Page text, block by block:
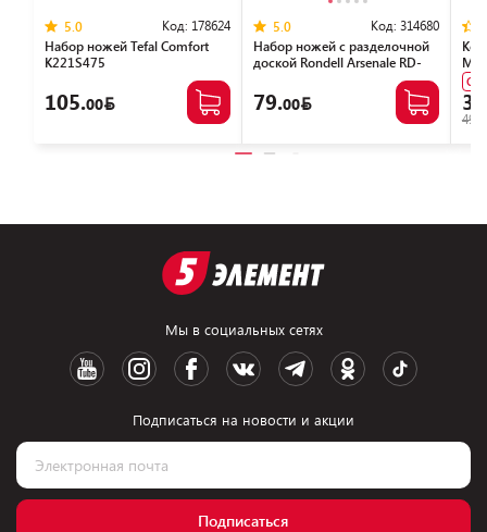
5.0 Код: 178624
Набор ножей Tefal Сomfort
K221S475
105.00
5.0 Код: 314680
Набор ножей с разделочной
доской Rondell Arsenale RD-
79.00
Мы в социальных сетях
Подписаться на новости и акции
Подписаться